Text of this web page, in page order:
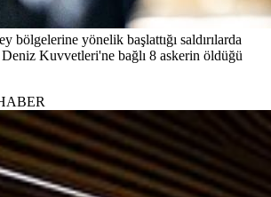
bölgelerine yönelik başlattığı saldırılarda
Kuvvetleri'ne bağlı 8 askerin öldüğü